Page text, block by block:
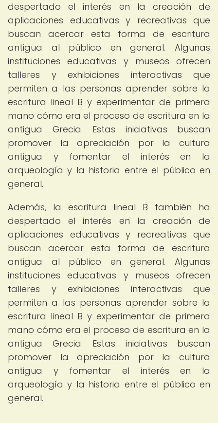
despertado el interés en la creación de
aplicaciones educativas y recreativas que
buscan acercar esta forma de escritura
antigua al público en general. Algunas
instituciones educativas y museos ofrecen
talleres y exhibiciones interactivas que
permiten a las personas aprender sobre la
escritura lineal B y experimentar de primera
mano cómo era el proceso de escritura en la
antigua Grecia. Estas iniciativas buscan
promover la apreciación por la cultura
antigua y fomentar el interés en la
arqueología y la historia entre el público en
general.
Además, la escritura lineal B también ha
despertado el interés en la creación de
aplicaciones educativas y recreativas que
buscan acercar esta forma de escritura
antigua al público en general. Algunas
instituciones educativas y museos ofrecen
talleres y exhibiciones interactivas que
permiten a las personas aprender sobre la
escritura lineal B y experimentar de primera
mano cómo era el proceso de escritura en la
antigua Grecia. Estas iniciativas buscan
promover la apreciación por la cultura
antigua y fomentar el interés en la
arqueología y la historia entre el público en
general.